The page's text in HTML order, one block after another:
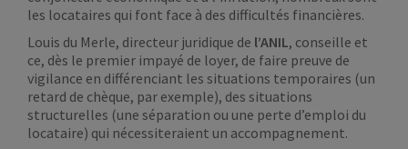
les locataires qui font face à des difficultés financières.
Louis du Merle, directeur juridique de l’ANIL, conseille et
ce, dès le premier impayé de loyer, de faire preuve de
vigilance en différenciant les situations temporaires (un
retard de chèque, par exemple), des situations
structurelles (une séparation ou une perte d’emploi du
locataire) qui nécessiteraient un accompagnement.